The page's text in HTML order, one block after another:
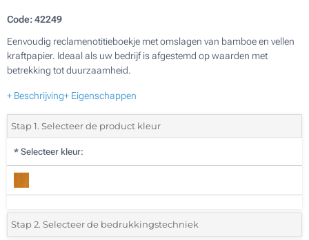
Code:42249
Eenvoudig reclamenotitieboekje met omslagen van bamboe en vellen
kraftpapier. Ideaal als uw bedrijf is afgestemd op waarden met
betrekking tot duurzaamheid.
+ Beschrijving+ Eigenschappen
Stap 1. Selecteer de product kleur
* Selecteer kleur:
Stap 2. Selecteer de bedrukkingstechniek